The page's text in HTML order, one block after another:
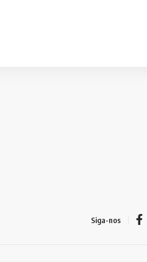
Siga-nos